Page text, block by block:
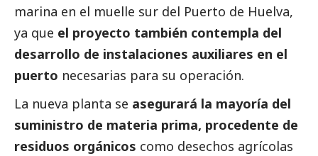
marina en el muelle sur del Puerto de Huelva,
ya que el proyecto también contempla del
desarrollo de instalaciones auxiliares en el
puerto necesarias para su operación.
La nueva planta se asegurará la mayoría del
suministro de materia prima, procedente de
residuos orgánicos como desechos agrícolas